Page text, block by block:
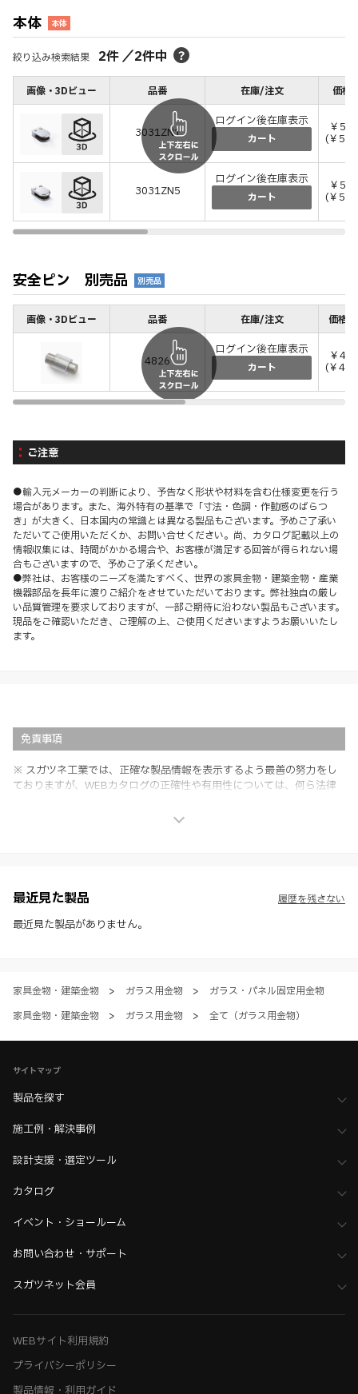
本体 本体
絞り込み検索結果 2件／2件中
画像・3Dビュー 品番 在庫/注文 価格(
3031ZN1
ログイン後在庫表示
カート
￥
(￥
3031ZN5
ログイン後在庫表示
カート
￥
(￥
安全ピン 別売品 別売品
画像・3Dビュー 品番 在庫/注文 価格(
4826
ログイン後在庫表示
カート
￥
(￥
ご注意
●輸入元メーカーの判断により、予告なく形状や材料を含む仕様変更を行う
場合があります。また、海外特有の基準で「寸法・色調・作動感のばらつ
き」が大きく、日本国内の常識とは異なる製品もございます。予めご了承い
ただいてご使用いただくか、お問い合せください。尚、カタログ記載以上の
情報収集には、時間がかかる場合や、お客様が満足する回答が得られない場
合もございますので、予めご了承ください。
●弊社は、お客様のニーズを満たすべく、世界の家具金物・建築金物・産業
機器部品を長年に渡りご紹介をさせていただいております。弊社独自の厳し
い品質管理を要求しておりますが、一部ご期待に沿わない製品もございます。
現品をご確認いただき、ご理解の上、ご使用くださいますようお願いいたし
ます。
免責事項
※ スガツネ工業では、正確な製品情報を表示するよう最善の努力をし
ておりますが、WEBカタログの正確性や有用性については、何ら法律
社製品の使用ご検討、又は販売促進目的の利用に限ります。
※ 本WEBサイト製品情報のご利用にあたっては、WEBサイト利用規
約、プライバシーポリシー、製品情報ガイドをご確認いただき、内容の
最近見た製品
最近見た製品がありません。
履歴を残さない
家具金物・建築金物 > ガラス用金物 >
ガラス・パネル固定用金物
家具金物・建築金物
> ガラス用金物 > 全て（ガラス用金物）
サイトマップ
製品を探す
施工例・解決事例
設計支援・選定ツール
カタログ
イベント・ショールーム
お問い合わせ・サポート
スガツネット会員
WEBサイト利用規約
プライバシーポリシー
製品情報・利用ガイド